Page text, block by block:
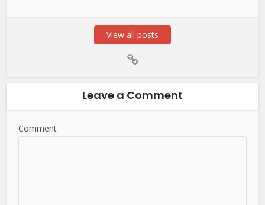
View all posts
Leave a Comment
Comment